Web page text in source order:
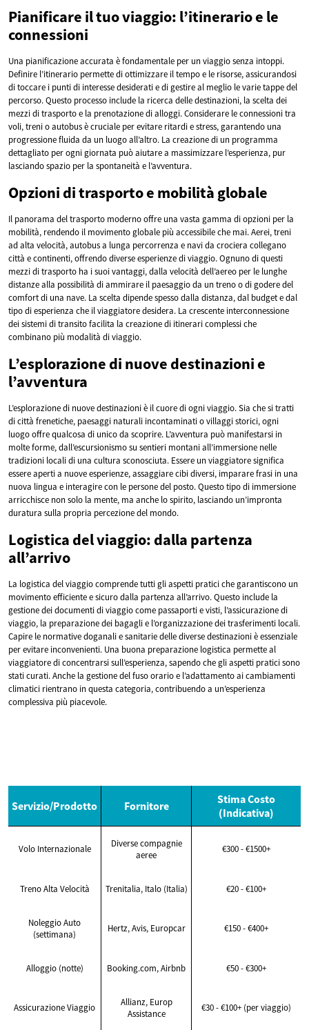
Pianificare il tuo viaggio: l’itinerario e le
connessioni
Una pianificazione accurata è fondamentale per un viaggio senza intoppi.
Definire l’itinerario permette di ottimizzare il tempo e le risorse, assicurandosi
di toccare i punti di interesse desiderati e di gestire al meglio le varie tappe del
percorso. Questo processo include la ricerca delle destinazioni, la scelta dei
mezzi di trasporto e la prenotazione di alloggi. Considerare le connessioni tra
voli, treni o autobus è cruciale per evitare ritardi e stress, garantendo una
progressione fluida da un luogo all’altro. La creazione di un programma
dettagliato per ogni giornata può aiutare a massimizzare l’esperienza, pur
lasciando spazio per la spontaneità e l’avventura.
Opzioni di trasporto e mobilità globale
Il panorama del trasporto moderno offre una vasta gamma di opzioni per la
mobilità, rendendo il movimento globale più accessibile che mai. Aerei, treni
ad alta velocità, autobus a lunga percorrenza e navi da crociera collegano
città e continenti, offrendo diverse esperienze di viaggio. Ognuno di questi
mezzi di trasporto ha i suoi vantaggi, dalla velocità dell’aereo per le lunghe
distanze alla possibilità di ammirare il paesaggio da un treno o di godere del
comfort di una nave. La scelta dipende spesso dalla distanza, dal budget e dal
tipo di esperienza che il viaggiatore desidera. La crescente interconnessione
dei sistemi di transito facilita la creazione di itinerari complessi che
combinano più modalità di viaggio.
L’esplorazione di nuove destinazioni e
l’avventura
L’esplorazione di nuove destinazioni è il cuore di ogni viaggio. Sia che si tratti
di città frenetiche, paesaggi naturali incontaminati o villaggi storici, ogni
luogo offre qualcosa di unico da scoprire. L’avventura può manifestarsi in
molte forme, dall’escursionismo su sentieri montani all’immersione nelle
tradizioni locali di una cultura sconosciuta. Essere un viaggiatore significa
essere aperti a nuove esperienze, assaggiare cibi diversi, imparare frasi in una
nuova lingua e interagire con le persone del posto. Questo tipo di immersione
arricchisce non solo la mente, ma anche lo spirito, lasciando un’impronta
duratura sulla propria percezione del mondo.
Logistica del viaggio: dalla partenza
all’arrivo
La logistica del viaggio comprende tutti gli aspetti pratici che garantiscono un
movimento efficiente e sicuro dalla partenza all’arrivo. Questo include la
gestione dei documenti di viaggio come passaporti e visti, l’assicurazione di
viaggio, la preparazione dei bagagli e l’organizzazione dei trasferimenti locali.
Capire le normative doganali e sanitarie delle diverse destinazioni è essenziale
per evitare inconvenienti. Una buona preparazione logistica permette al
viaggiatore di concentrarsi sull’esperienza, sapendo che gli aspetti pratici sono
stati curati. Anche la gestione del fuso orario e l’adattamento ai cambiamenti
climatici rientrano in questa categoria, contribuendo a un’esperienza
complessiva più piacevole.
Servizio/Prodotto Fornitore
Stima Costo
(Indicativa)
Volo Internazionale
Diverse compagnie
aeree
€300 - €1500+
Treno Alta Velocità Trenitalia, Italo (Italia) €20 - €100+
Noleggio Auto
(settimana)
Hertz, Avis, Europcar €150 - €400+
Alloggio (notte) Booking.com, Airbnb €50 - €300+
Assicurazione Viaggio
Allianz, Europ
Assistance
€30 - €100+ (per viaggio)